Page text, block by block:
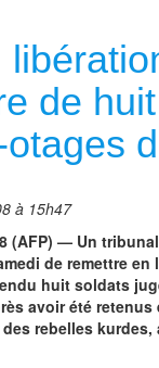
de
à 15h47
(AFP) — Un
de remettre
huit soldats
avoir été retenus
rebelles